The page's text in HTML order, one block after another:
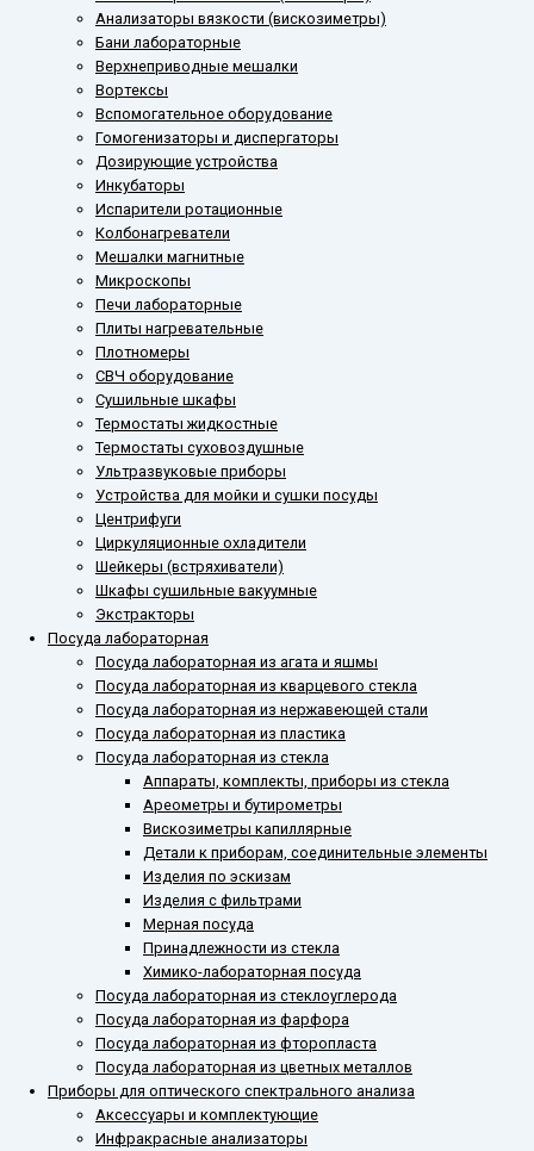
Анализаторы вязкости (вискозиметры)
Бани лабораторные
Верхнеприводные мешалки
Вортексы
Вспомогательное оборудование
Гомогенизаторы и диспергаторы
Дозирующие устройства
Инкубаторы
Испарители ротационные
Колбонагреватели
Мешалки магнитные
Микроскопы
Печи лабораторные
Плиты нагревательные
Плотномеры
СВЧ оборудование
Сушильные шкафы
Термостаты жидкостные
Термостаты суховоздушные
Ультразвуковые приборы
Устройства для мойки и сушки посуды
Центрифуги
Циркуляционные охладители
Шейкеры (встряхиватели)
Шкафы сушильные вакуумные
Экстракторы
Посуда лабораторная
Посуда лабораторная из агата и яшмы
Посуда лабораторная из кварцевого стекла
Посуда лабораторная из нержавеющей стали
Посуда лабораторная из пластика
Посуда лабораторная из стекла
Аппараты, комплекты, приборы из стекла
Ареометры и бутирометры
Вискозиметры капиллярные
Детали к приборам, соединительные элементы
Изделия по эскизам
Изделия с фильтрами
Мерная посуда
Принадлежности из стекла
Химико-лабораторная посуда
Посуда лабораторная из стеклоуглерода
Посуда лабораторная из фарфора
Посуда лабораторная из фторопласта
Посуда лабораторная из цветных металлов
Приборы для оптического спектрального анализа
Аксессуары и комплектующие
Инфракрасные анализаторы